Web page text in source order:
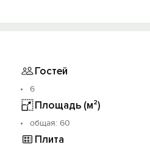
Гостей
6
Площадь (м²)
oбщая: 60
Плита